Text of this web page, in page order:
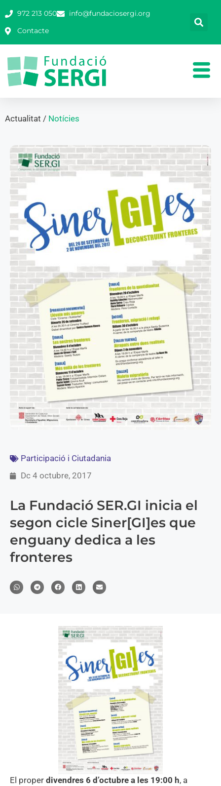
972 213 050
info@fundaciosergi.org
Contacte
Actualitat / Notícies
Participació i Ciutadania
Dc 4 octubre, 2017
La Fundació SER.GI inicia el
segon cicle Siner[GI]es que
enguany dedica a les
fronteres
El proper divendres 6 d’octubre a les 19:00 h, a